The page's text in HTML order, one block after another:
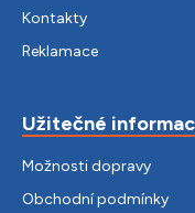
Kontakty
Reklamace
Užitečné
Možnosti dopravy
Obchodní podmínky